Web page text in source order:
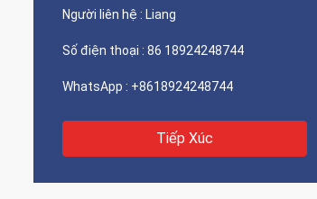
Người liên hệ : Liang
Số điện thoại : 86 18924248744
WhatsApp : +8618924248744
Tiếp Xúc